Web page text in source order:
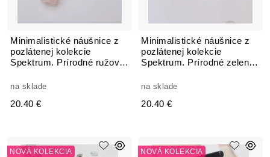
Minimalistické náušnice z
pozlátenej kolekcie
Spektrum. Prírodné ružové
na sklade
20.40 €
Minimalistické náušnice z
pozlátenej kolekcie
Spektrum. Prírodné zelené
na sklade
20.40 €
NOVÁ KOLEKCIA
NOVÁ KOLEKCIA